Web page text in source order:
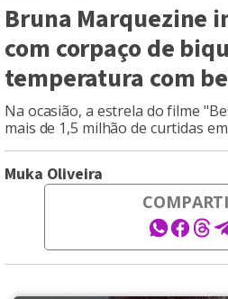
Bruna Marquezine
com corpaço de
temperatura com
Na ocasião, a estrela do filme
mais de 1,5 milhão de curtidas
Muka Oliveira